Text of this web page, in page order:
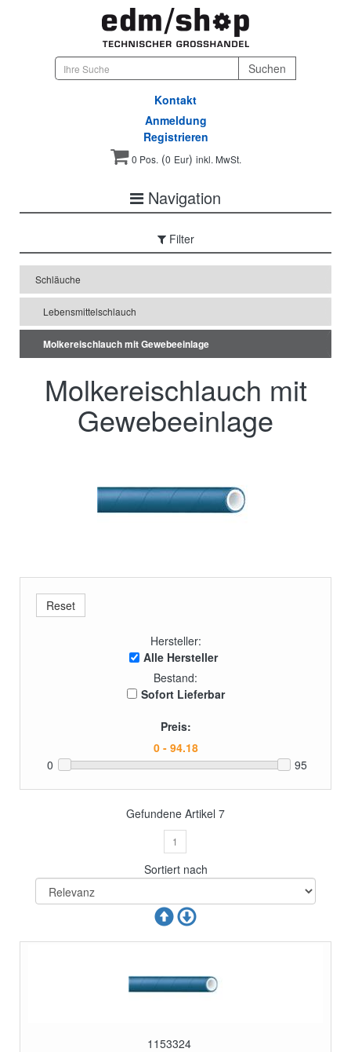
Kontakt
Anmeldung
Registrieren
0 Pos.(0 Eur) inkl. MwSt.
Navigation
Filter
Schläuche
Lebensmittelschlauch
Molkereischlauch mit Gewebeeinlage
Molkereischlauch mit
Gewebeeinlage
Hersteller:
Alle Hersteller
Bestand:
Sofort Lieferbar
Preis:
0 95
Gefundene Artikel 7
1
Sortiert nach
1153324